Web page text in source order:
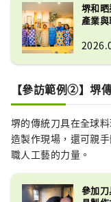
堺和
產業
【參訪範例②】堺
堺的傳統刀具在全球
造製作現場，還可親
職人工藝的力量。
參加